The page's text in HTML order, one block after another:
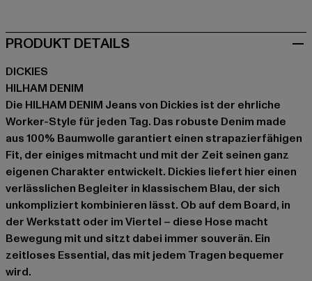
PRODUKT DETAILS
DICKIES
HILHAM DENIM
Die HILHAM DENIM Jeans von Dickies ist der ehrliche
Worker-Style für jeden Tag. Das robuste Denim made
aus 100% Baumwolle garantiert einen strapazierfähigen
Fit, der einiges mitmacht und mit der Zeit seinen ganz
eigenen Charakter entwickelt. Dickies liefert hier einen
verlässlichen Begleiter in klassischem Blau, der sich
unkompliziert kombinieren lässt. Ob auf dem Board, in
der Werkstatt oder im Viertel – diese Hose macht
Bewegung mit und sitzt dabei immer souverän. Ein
zeitloses Essential, das mit jedem Tragen bequemer
wird.